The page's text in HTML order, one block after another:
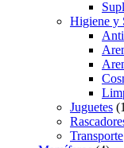
Higiene y
Juguetes
Transporte